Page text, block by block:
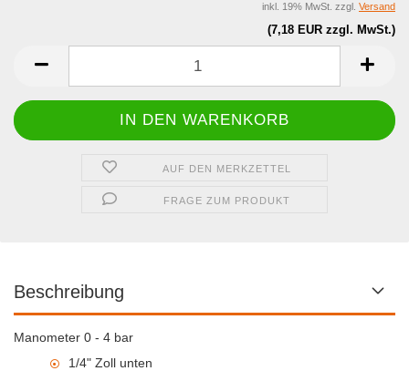
(7,18 EUR zzgl. MwSt.)
inkl. 19% MwSt. zzgl. Versand
AUF DEN MERKZETTEL
FRAGE ZUM PRODUKT
Beschreibung
Manometer 0 - 4 bar
1/4" Zoll unten